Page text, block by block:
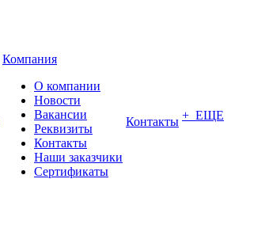
Компания
О компании
Новости
Вакансии
Реквизиты
Контакты
Наши заказчики
Сертификаты
Контакты + ЕЩЕ